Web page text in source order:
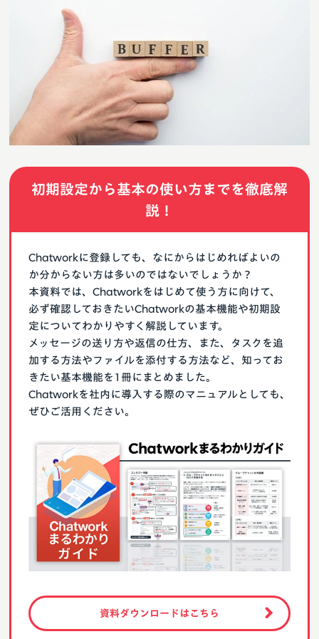
初期設定から基本の使い方までを徹底解
説！
Chatworkに登録しても、なにからはじめればよいの
か分からない方は多いのではないでしょうか？
本資料では、Chatworkをはじめて使う方に向けて、
必ず確認しておきたいChatworkの基本機能や初期設
定についてわかりやすく解説しています。
メッセージの送り方や返信の仕方、また、タスクを追
加する方法やファイルを添付する方法など、知ってお
きたい基本機能を1冊にまとめました。
Chatworkを社内に導入する際のマニュアルとしても、
ぜひご活用ください。
資料ダウンロードはこちら